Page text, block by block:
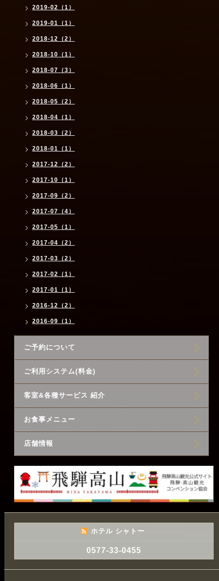
2019-02（1）
2019-01（1）
2018-12（2）
2018-10（1）
2018-07（3）
2018-06（1）
2018-05（2）
2018-04（1）
2018-03（2）
2018-01（1）
2017-12（2）
2017-10（1）
2017-09（2）
2017-07（4）
2017-05（1）
2017-04（2）
2017-03（2）
2017-02（1）
2017-01（1）
2016-12（2）
2016-09（1）
ご予約について
ご利用システム(料金)
客室&各種サービス 紹介
お食事メニュー
店舗情報
ホテル シャトー
0577-33-0455